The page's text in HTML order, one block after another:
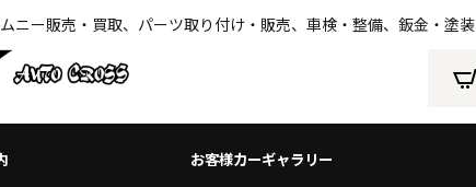
ニー販売・買取、パーツ取り付け・販売、車検・整備、鈑金・塗装
お客様カーギャラリー